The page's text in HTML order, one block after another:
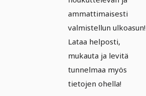
ammattimaisesti
valmistellun ulkoasun!
Lataa helposti,
mukauta ja levitä
tunnelmaa myös
tietojen ohella!